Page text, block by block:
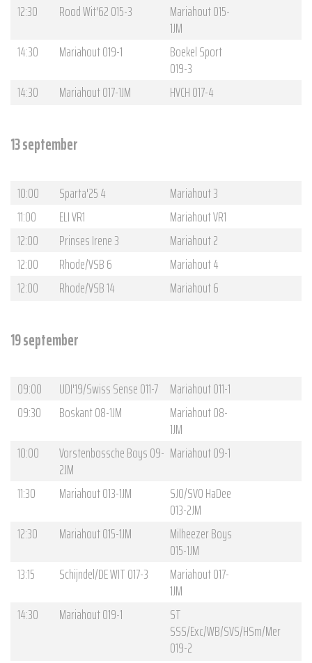
12:30
Rood Wit'62 O15-3
Mariahout O15-
1JM
14:30
Mariahout O19-1
Boekel Sport
O19-3
14:30
Mariahout O17-1JM HVCH O17-4
13 september
10:00 Sparta'25 4
Mariahout 3
11:00
ELI VR1
Mariahout VR1
12:00
Prinses Irene 3
Mariahout 2
12:00
Rhode/VSB 6
Mariahout 4
12:00
Rhode/VSB 14 Mariahout 6
19 september
09:00 UDI'19/Swiss Sense O11-7
Mariahout O11-1
09:30
Boskant O8-1JM
Mariahout O8-
1JM
10:00
Vorstenbossche Boys O9-
2JM
Mariahout O9-1
11:30
Mariahout O13-1JM
SJO/SVO HaDee
O13-2JM
12:30
Mariahout O15-1JM
Milheezer Boys
O15-1JM
13:15
Schijndel/DE WIT O17-3
Mariahout O17-
1JM
14:30
Mariahout O19-1
ST
SSS/Exc/WB/SVS/HSm/Mer
O19-2